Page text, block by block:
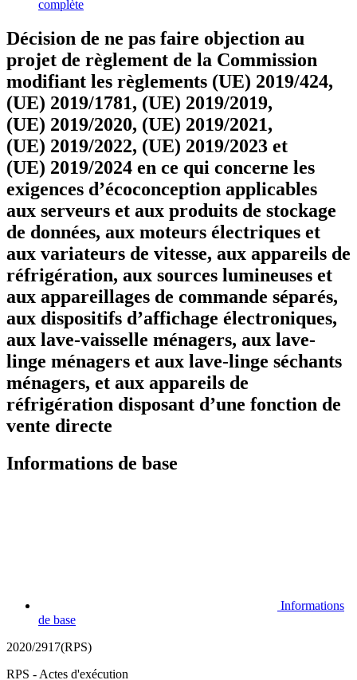
complète
Décision de ne pas faire objection au
projet de règlement de la Commission
modifiant les règlements (UE) 2019/424,
(UE) 2019/1781, (UE) 2019/2019,
(UE) 2019/2020, (UE) 2019/2021,
(UE) 2019/2022, (UE) 2019/2023 et
(UE) 2019/2024 en ce qui concerne les
exigences d’écoconception applicables
aux serveurs et aux produits de stockage
de données, aux moteurs électriques et
aux variateurs de vitesse, aux appareils de
réfrigération, aux sources lumineuses et
aux appareillages de commande séparés,
aux dispositifs d’affichage électroniques,
aux lave-vaisselle ménagers, aux lave-
linge ménagers et aux lave-linge séchants
ménagers, et aux appareils de
réfrigération disposant d’une fonction de
vente directe
Informations de base
Informations
de base
2020/2917(RPS)
RPS - Actes d'exécution